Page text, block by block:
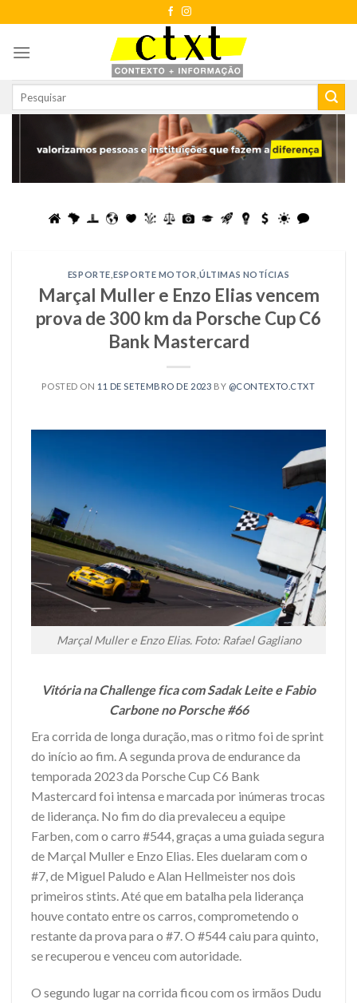
to
content
ESPORTE ,ESPORTE MOTOR ,ÚLTIMAS NOTÍCIAS
Marçal Muller e Enzo Elias vencem
prova de 300 km da Porsche Cup C6
Bank Mastercard
POSTED ON 11 DE SETEMBRO DE 2023 BY @CONTEXTO.CTXT
Marçal Muller e Enzo Elias. Foto: Rafael Gagliano
Vitória na Challenge fica com Sadak Leite e Fabio
Carbone no Porsche #66
Era corrida de longa duração, mas o ritmo foi de sprint
do início ao fim. A segunda prova de endurance da
temporada 2023 da Porsche Cup C6 Bank
Mastercard foi intensa e marcada por inúmeras trocas
de liderança. No fim do dia prevaleceu a equipe
Farben, com o carro #544, graças a uma guiada segura
de Marçal Muller e Enzo Elias. Eles duelaram com o
#7, de Miguel Paludo e Alan Hellmeister nos dois
primeiros stints. Até que em batalha pela liderança
houve contato entre os carros, comprometendo o
restante da prova para o #7. O #544 caiu para quinto,
se recuperou e venceu com autoridade.
O segundo lugar na corrida ficou com os irmãos Dudu